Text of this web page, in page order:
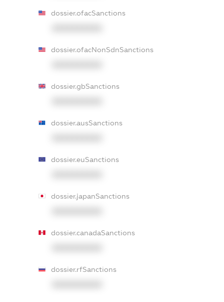
dossier.ofacSanctions
dossier.ofacNonSdnSanctions
dossier.gbSanctions
dossier.ausSanctions
dossier.euSanctions
dossier.japanSanctions
dossier.canadaSanctions
dossier.rfSanctions